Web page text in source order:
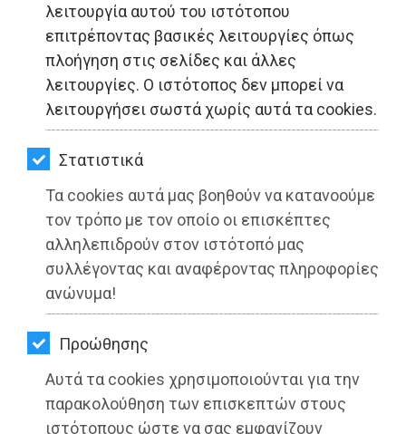
λειτουργία αυτού του ιστότοπου
επιτρέποντας βασικές λειτουργίες όπως
πλοήγηση στις σελίδες και άλλες
λειτουργίες. Ο ιστότοπος δεν μπορεί να
λειτουργήσει σωστά χωρίς αυτά τα cookies.
Στατιστικά
Τα cookies αυτά μας βοηθούν να κατανοούμε
τον τρόπο με τον οποίο οι επισκέπτες
αλληλεπιδρούν στον ιστότοπό μας
συλλέγοντας και αναφέροντας πληροφορίες
ανώνυμα!
Προώθησης
Αυτά τα cookies χρησιμοποιούνται για την
παρακολούθηση των επισκεπτών στους
ιστότοπους ώστε να σας εμφανίζουν
ΠΟΛΙΤΙΣΜΟΣ
ΣΠΙΤΙ-
ΚΗΠΟΣ
ΥΓΕΙΑ
LIFESTYLE
ΤΑΞΙΔΙΑ
ΕΞΟΔΟΣ
ΠΕΡΙΒΑΛΛΟΝ
ΚΑΤΟΙΚΙΔΙΟ
ΑΓΓΕΛΙΕΣ
ΕΦΗΜΕΡΙΔΕΣ
Δήμος Μαραθώνος: Παραμένουμε
όλοι μας πολύ προσεκτικοί!
Διαβάστηκε 3539 φορές
26-05-2025
Από τo Dimotisnews